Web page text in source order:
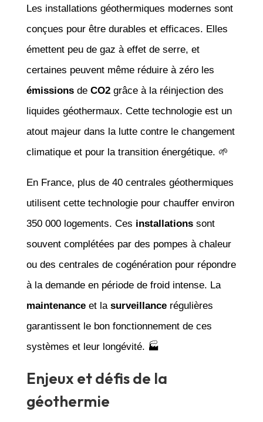
Les installations géothermiques modernes sont
conçues pour être durables et efficaces. Elles
émettent peu de gaz à effet de serre, et
certaines peuvent même réduire à zéro les
émissionsde CO2grâce à la réinjection des
liquides géothermaux. Cette technologie est un
atout majeur dans la lutte contre le changement
climatique et pour la transition énergétique. 🌱
En France, plus de 40 centrales géothermiques
utilisent cette technologie pour chauffer environ
350 000 logements. Ces installationssont
souvent complétées par des pompes à chaleur
ou des centrales de cogénération pour répondre
à la demande en période de froid intense. La
maintenanceet la surveillancerégulières
garantissent le bon fonctionnement de ces
systèmes et leur longévité. 🏭
Enjeux et défis de la
géothermie